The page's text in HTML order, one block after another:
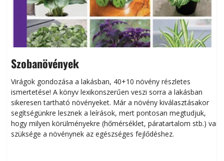
Szobanövények
Virágok gondozása a lakásban, 40+10 növény részletes
ismertetése! A könyv lexikonszerűen veszi sorra a lakásban
sikeresen tart­ha­tó növényeket. Már a növény kiválasztásakor
segítségünkre lesznek a leírások, mert pontosan megtudjuk,
hogy milyen körülményekre (hőmérséklet, páratartalom stb.) van
szüksége a növénynek az egészséges fejlődéshez.